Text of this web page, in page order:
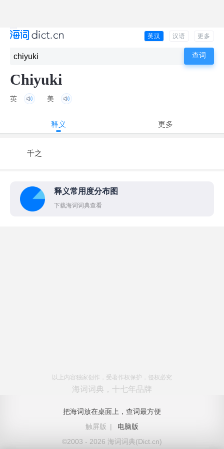
英汉 汉语 更多
Chiyuki
英 美
释义 更多
千之
释义常用度分布图
下载海词词典查看
以上内容独家创作，受著作权保护，侵权必究
海词词典，十七年品牌
把海词放在桌面上，查词最方便
触屏版
|
电脑版
©2003 - 2026 海词词典(Dict.cn)